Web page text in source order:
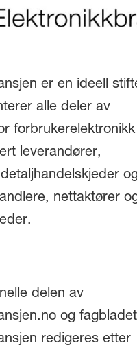
er en ideell
alle deler av
forbrukerelektronikk
leverandører,
nettaktører
delen av
og fagbladet
redigeres etter